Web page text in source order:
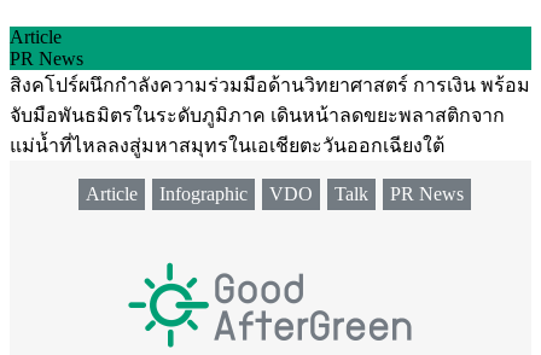
Article
PR News
สิงคโปร์ผนึกกำลังความร่วมมือด้านวิทยาศาสตร์ การเงิน พร้อม
จับมือพันธมิตรในระดับภูมิภาค เดินหน้าลดขยะพลาสติกจาก
แม่น้ำที่ไหลลงสู่มหาสมุทรในเอเชียตะวันออกเฉียงใต้
Article Infographic VDO Talk PR News